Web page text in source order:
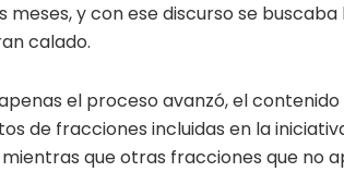
meses, y con ese discurso se
calado.
el proceso avanzó, el
de fracciones incluidas en la
mientras que otras fracciones que no